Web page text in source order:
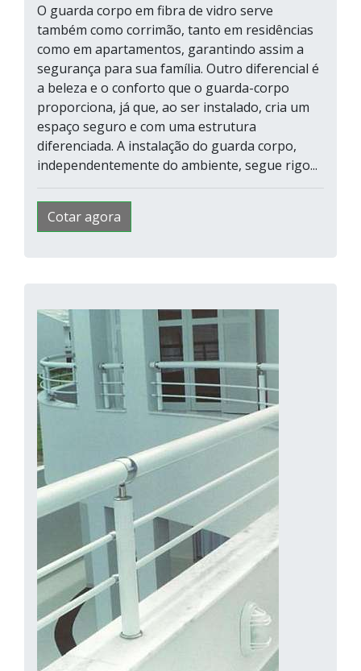
O guarda corpo em fibra de vidro serve
também como corrimão, tanto em residências
como em apartamentos, garantindo assim a
segurança para sua família. Outro diferencial é
a beleza e o conforto que o guarda-corpo
proporciona, já que, ao ser instalado, cria um
espaço seguro e com uma estrutura
diferenciada. A instalação do guarda corpo,
independentemente do ambiente, segue rigo...
Cotar agora